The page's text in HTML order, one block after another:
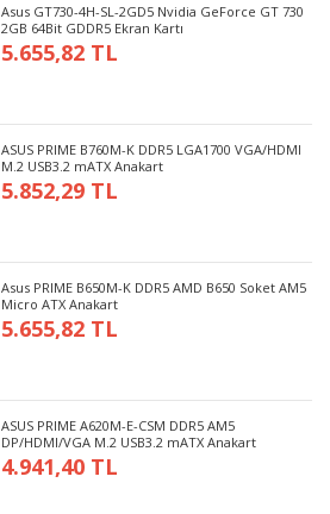
Asus GT730-4H-SL-2GD5 Nvidia GeForce GT 730
2GB 64Bit GDDR5 Ekran Kartı
5.655,82 TL
ASUS PRIME B760M-K DDR5 LGA1700 VGA/HDMI
M.2 USB3.2 mATX Anakart
5.852,29 TL
Asus PRIME B650M-K DDR5 AMD B650 Soket AM5
Micro ATX Anakart
5.655,82 TL
ASUS PRIME A620M-E-CSM DDR5 AM5
DP/HDMI/VGA M.2 USB3.2 mATX Anakart
4.941,40 TL